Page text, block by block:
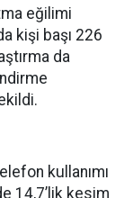
eğilimi
kişi başı 226
da
kullanımı
14,7’lik kesim